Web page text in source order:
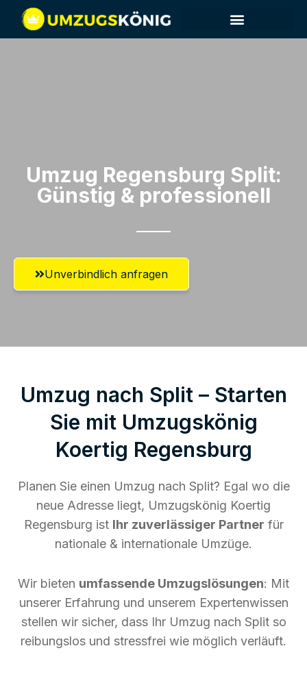
Umzug Regensburg​ Split:
Günstig & professionell​
Unverbindlich anfragen
Umzug nach Split – Starten
Sie mit Umzugskönig
Koertig Regensburg
Planen Sie einen Umzug nach Split? Egal wo die
neue Adresse liegt, Umzugskönig Koertig
Regensburg ist Ihr zuverlässiger Partner für
nationale & internationale Umzüge.
Wir bieten umfassende Umzugslösungen: Mit
unserer Erfahrung und unserem Expertenwissen
stellen wir sicher, dass Ihr Umzug nach Split so
reibungslos und stressfrei wie möglich verläuft.